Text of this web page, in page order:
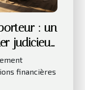
: un
judicieux
financières